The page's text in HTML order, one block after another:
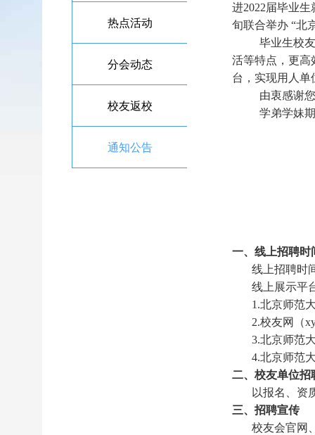
热点活动
分会动态
校友返校
通知公告
进2022届毕业
旬联合举办 “北
毕业生校
活等特点，更高
台，实现用人单
由衷感谢
学弟学妹
一、线上招聘时
线上招聘时
线上展示平
1.北京师范
2.校友网（
3.北京师范
4.北京师范
二、校友单位招
以报名、资
三、招聘宣传
校友会官网